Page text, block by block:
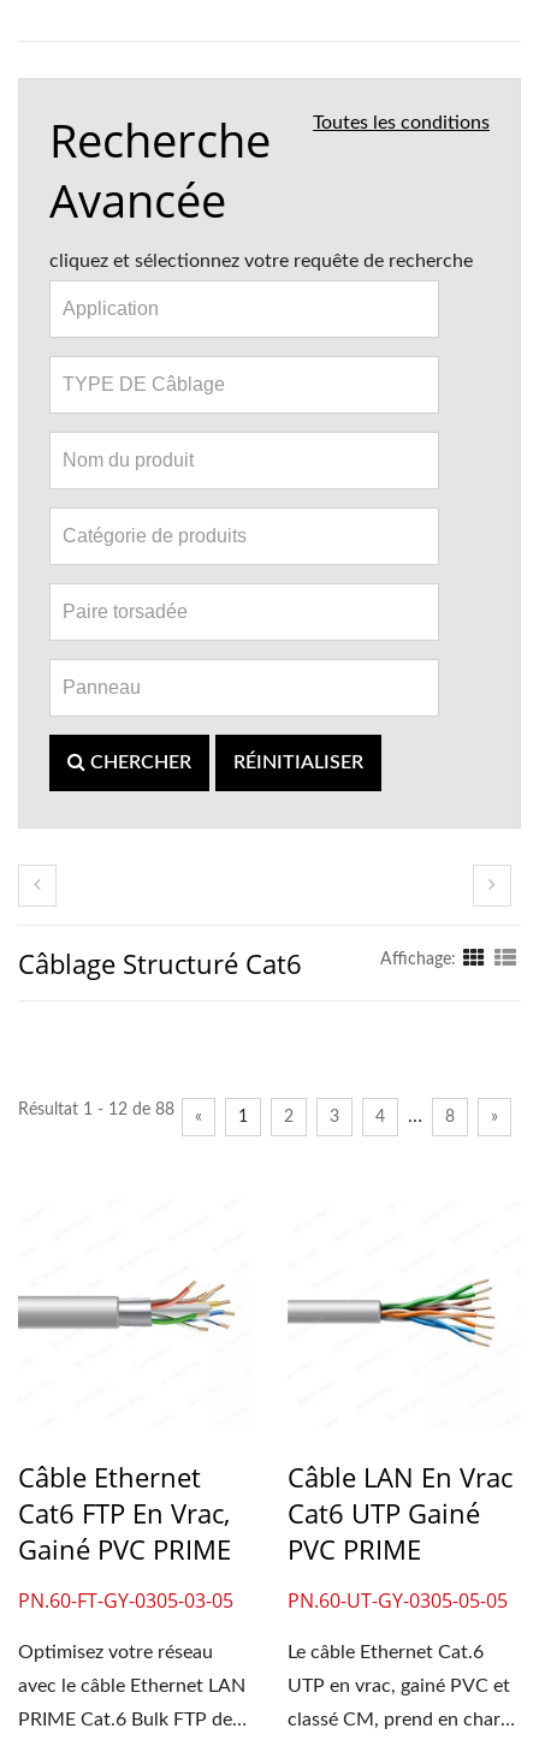
Toutes les conditions
Recherche
Avancée
cliquez et sélectionnez votre requête de recherche
CHERCHER RÉINITIALISER
Câblage Structuré Cat6 Affichage:
Résultat 1 - 12 de 88 « 1 2 3 4 … 8 »
Câble Ethernet
Cat6 FTP En Vrac,
Gainé PVC PRIME
PN.60-FT-GY-0305-03-05
Optimisez votre réseau
avec le câble Ethernet LAN
PRIME Cat.6 Bulk FTP de
Câble LAN En Vrac
Cat6 UTP Gainé
PVC PRIME
PN.60-UT-GY-0305-05-05
Le câble Ethernet Cat.6
UTP en vrac, gainé PVC et
classé CM, prend en charge